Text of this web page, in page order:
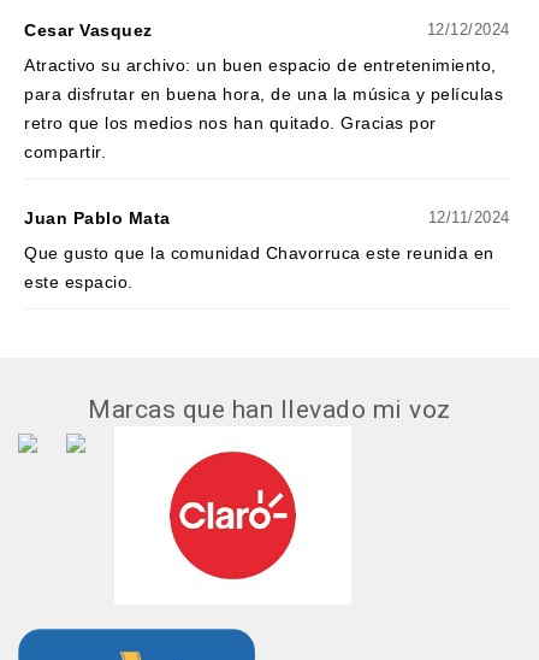
Cesar Vasquez 12/12/2024
Atractivo su archivo: un buen espacio de entretenimiento,
para disfrutar en buena hora, de una la música y películas
retro que los medios nos han quitado. Gracias por
compartir.
Juan Pablo Mata 12/11/2024
Que gusto que la comunidad Chavorruca este reunida en
este espacio.
Marcas que han llevado mi voz